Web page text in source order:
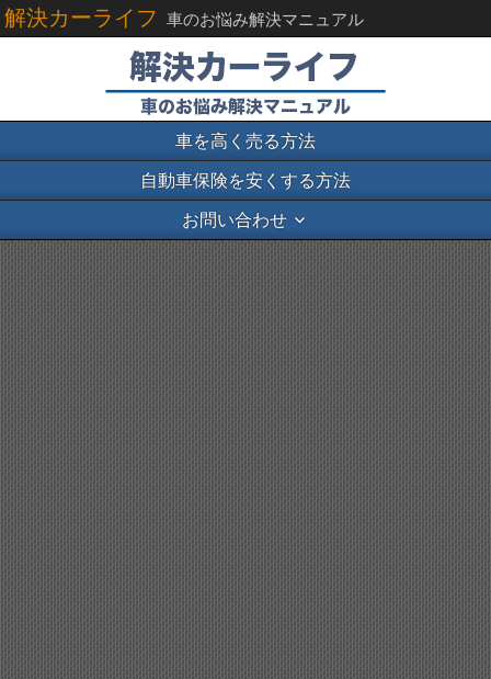
解決カーライフ 車のお悩み解決マニュアル
車を高く売る方法
自動車保険を安くする方法
お問い合わせ